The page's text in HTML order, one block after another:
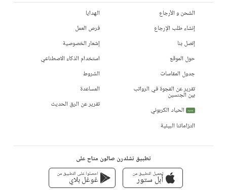
الشحن و الأرجاع
إنشاء طلب الإرجاع
إتصل بنا
حول الموقع
جدول المقاسات
تقرير عن الفجوة في الرواتب
بين الجنسين
جديد
الحياد الكربوني
التزاماتنا البيئية
الهدايا
فرص العمل
إشعار الخصوصية
استخدام الذكاء الاصطناعي
الشروط
المساعدة
تقرير عن الرق الحديث
تطبيق تشلدرن صالون متاح على
تحميل التطبيق من
أبل ستور
احصلوا على التطبيق من
غوغل بلاي